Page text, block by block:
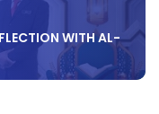
WITH AL-